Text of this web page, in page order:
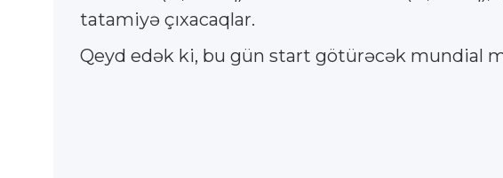
tatamiyə çıxacaqlar.
Qeyd edək ki, bu gün start götürəcək mundial